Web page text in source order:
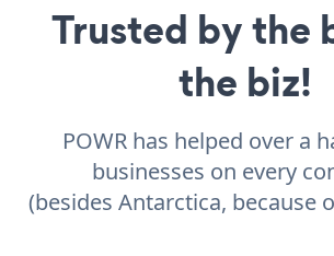
Trusted by the
the biz!
POWR has helped over a
businesses on every
(besides Antarctica, because